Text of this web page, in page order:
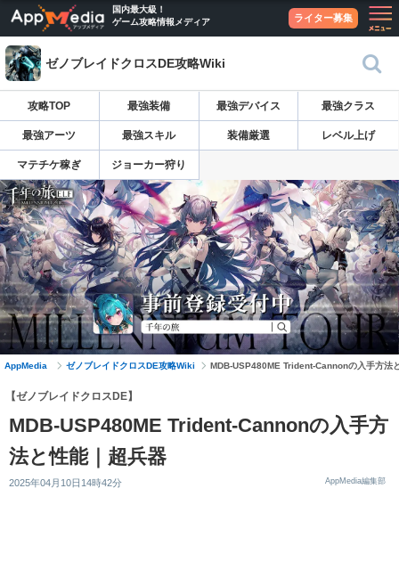
国内最大級！
ゲーム攻略情報メディア
ライター募集
ゼノブレイドクロスDE攻略Wiki
攻略TOP 最強装備 最強デバイス 最強クラス
最強アーツ 最強スキル 装備厳選 レベル上げ
マテチケ稼ぎ ジョーカー狩り
AppMedia ゼノブレイドクロスDE攻略Wiki MDB-USP480ME Trident-Cannonの入手方法
【ゼノブレイドクロスDE】
MDB-USP480ME Trident-Cannonの入手方
法と性能｜超兵器
2025年04月10日14時42分 AppMedia編集部